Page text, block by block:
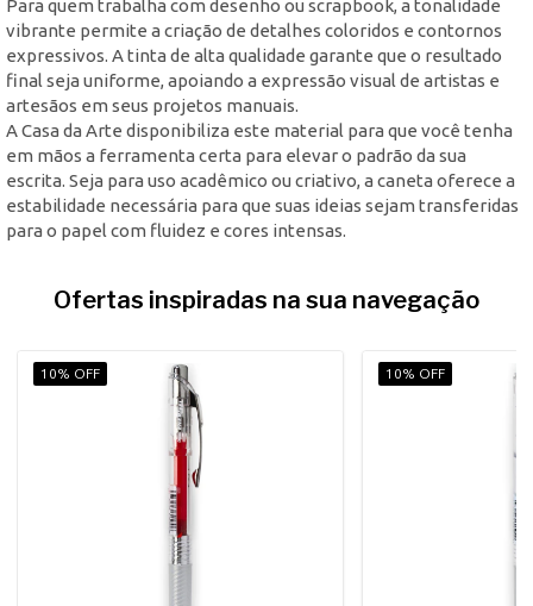
Para quem trabalha com desenho ou scrapbook, a tonalidade
vibrante permite a criação de detalhes coloridos e contornos
expressivos. A tinta de alta qualidade garante que o resultado
final seja uniforme, apoiando a expressão visual de artistas e
artesãos em seus projetos manuais.
A Casa da Arte disponibiliza este material para que você tenha
em mãos a ferramenta certa para elevar o padrão da sua
escrita. Seja para uso acadêmico ou criativo, a caneta oferece a
estabilidade necessária para que suas ideias sejam transferidas
para o papel com fluidez e cores intensas.
Ofertas inspiradas na sua navegação
10% OFF 10% OFF